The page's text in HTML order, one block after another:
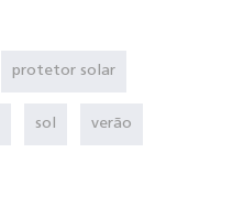
protetor solar
sol verão